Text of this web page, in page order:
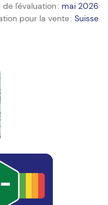
de l'évaluation : mai 2026
pour la vente : Suisse